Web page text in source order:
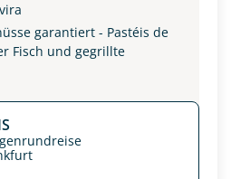
garantiert - Pastéis de
Fisch und gegrillte